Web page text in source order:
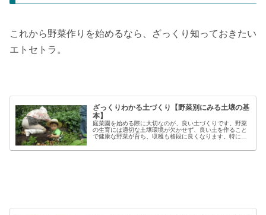
これから野菜作りを始めるなら、ざっくり知っておきたい
エトセトラ。
ざっくりわかる土づくり【野菜別にみる土壌の基
本】
庭菜園を始める際に大切なのが、良い土づくりです。野菜
の生育には適切な土壌環境が欠かせず、良い土を作ること
で健康な野菜が育ち、収穫も格段に良くなります。特に初
家庭菜園で失敗しないコツと言える...